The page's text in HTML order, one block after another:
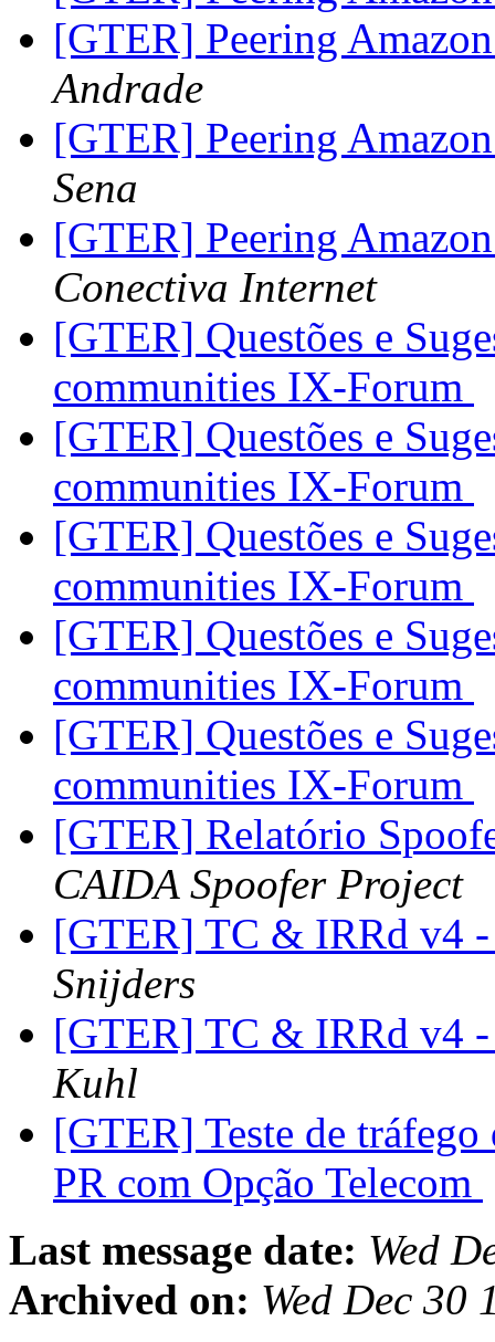
[GTER] Peering
Andrade
[GTER] Peering
Sena
[GTER] Peering
Conectiva Internet
[GTER] Questões e
communities IX-Forum
[GTER] Questões e
communities IX-Forum
[GTER] Questões e
communities IX-Forum
[GTER] Questões e
communities IX-Forum
[GTER] Questões e
communities IX-Forum
[GTER] Relatório
CAIDA Spoofer Project
[GTER] TC & IRRd v4 -
Snijders
[GTER] TC & IRRd v4 -
Kuhl
[GTER] Teste de tráfego
PR com Opção Telecom
Last message date: Wed
Archived on: Wed Dec 30